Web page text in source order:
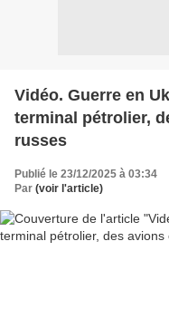
Vidéo. Guerre en
terminal pétrolier,
russes
Publié le 23/12/2025 à 03:34
Par (voir l'article)